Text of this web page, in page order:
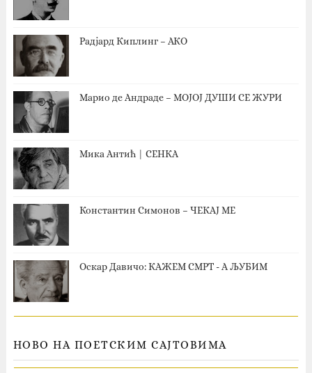
Радјард Киплинг – АКО
Марио де Андраде – МОЈОЈ ДУШИ СЕ ЖУРИ
Мика Антић | СЕНКА
Константин Симонов – ЧЕКАЈ МЕ
Оскар Давичо‎: КАЖЕМ СМРТ - А ЉУБИМ
НОВО НА ПОЕТСКИМ САЈТОВИМА